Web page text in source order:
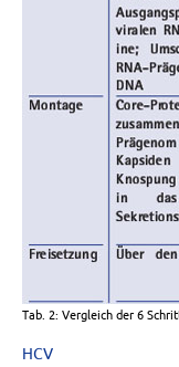
Tab. 2: Vergleich der 6
HCV